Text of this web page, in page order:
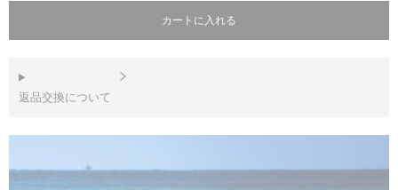
カートに入れる
返品交換について